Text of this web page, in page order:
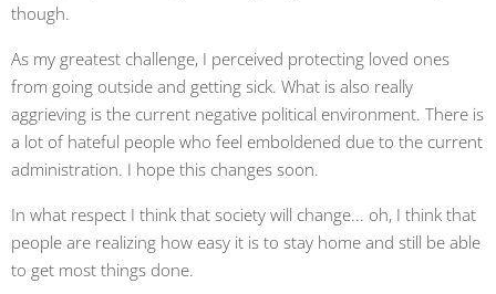
though.
As my greatest challenge, I perceived protecting loved ones
from going outside and getting sick. What is also really
aggrieving is the current negative political environment. There is
a lot of hateful people who feel emboldened due to the current
administration. I hope this changes soon.
In what respect I think that society will change... oh, I think that
people are realizing how easy it is to stay home and still be able
to get most things done.